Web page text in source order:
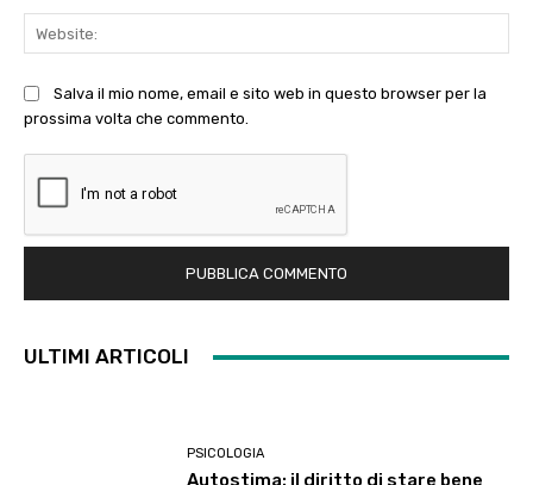
Salva il mio nome, email e sito web in questo browser per la
prossima volta che commento.
ULTIMI ARTICOLI
PSICOLOGIA
Autostima: il diritto di stare bene